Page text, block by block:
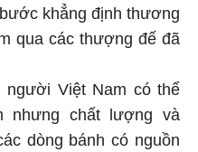
khẳng định thương
qua các thượng đế đã
người Việt Nam có thể
nhưng chất lượng và
dòng bánh có nguồn